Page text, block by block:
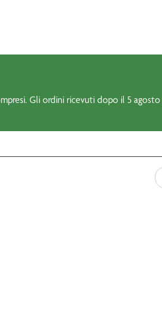
Gli ordini ricevuti dopo il 5